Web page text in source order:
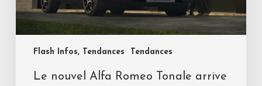
Flash Infos, Tendances Tendances
Le nouvel Alfa Romeo Tonale arrive